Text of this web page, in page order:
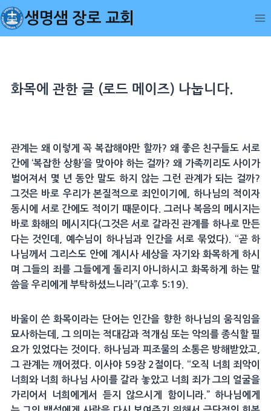
Skip
to
content
생명샘 장로 교회
화목에 관한 글 (로드 메이즈) 나눕니다.
관계는 왜 이렇게 꼭 복잡해야만 할까? 왜 좋은 친구들도 서로
간에 ‘복잡한 상황’을 맞아야 하는 걸까? 왜 가족끼리도 사이가
벌어져서 몇 년 동안 말도 하지 않는 그런 관계가 되는 걸까?
그것은 바로 우리가 본질적으로 죄인이기에, 하나님의 적이자
동시에 서로 간에도 적이기 때문이다. 그러나 복음의 메시지는
바로 화해의 메시지다(그것은 서로 갈라진 관계를 하나로 만든
다는 것인데, 예수님이 하나님과 인간을 서로 묶었다). “곧 하
나님께서 그리스도 안에 계시사 세상을 자기와 화목하게 하시
며 그들의 죄를 그들에게 돌리지 아니하시고 화목하게 하는 말
씀을 우리에게 부탁하셨느니라”(고후 5:19).
바울이 쓴 화목이라는 단어는 인간을 향한 하나님의 움직임을
묘사하는데, 그 의미는 적대감과 적개심 또는 악의를 종식할 필
요가 있었다는 것이다. 하나님과 피조물의 소통은 방해받았고,
그 관계는 깨어졌다. 이사야 59장 2절이다. “오직 너희 죄악이
너희와 너희 하나님 사이를 갈라 놓았고 너희 죄가 그의 얼굴을
가리어서 너희에게서 듣지 않으시게 함이니라.” 하나님에게